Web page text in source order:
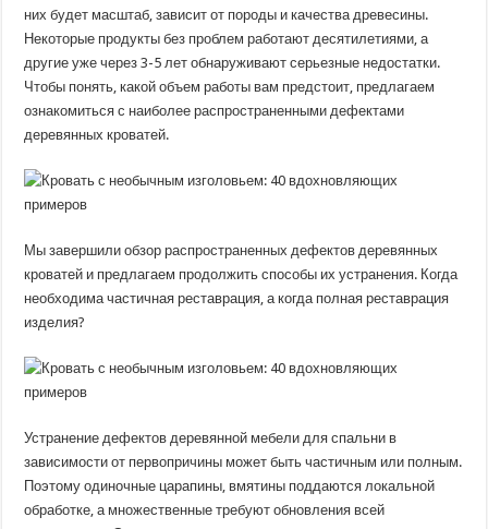
них будет масштаб, зависит от породы и качества древесины.
Некоторые продукты без проблем работают десятилетиями, а
другие уже через 3-5 лет обнаруживают серьезные недостатки.
Чтобы понять, какой объем работы вам предстоит, предлагаем
ознакомиться с наиболее распространенными дефектами
деревянных кроватей.
Мы завершили обзор распространенных дефектов деревянных
кроватей и предлагаем продолжить способы их устранения. Когда
необходима частичная реставрация, а когда полная реставрация
изделия?
Устранение дефектов деревянной мебели для спальни в
зависимости от первопричины может быть частичным или полным.
Поэтому одиночные царапины, вмятины поддаются локальной
обработке, а множественные требуют обновления всей